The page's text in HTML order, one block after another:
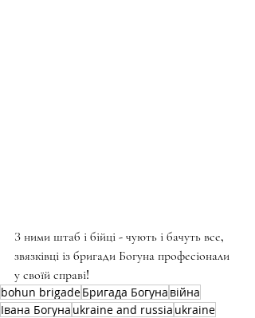
З ними штаб і бійці - чують і бачуть все,
звязківці із бригади Богуна професіонали
у своїй справі!
bohun brigadeБригада Богуна війна
Івана Богуна ukraine and russia ukraine